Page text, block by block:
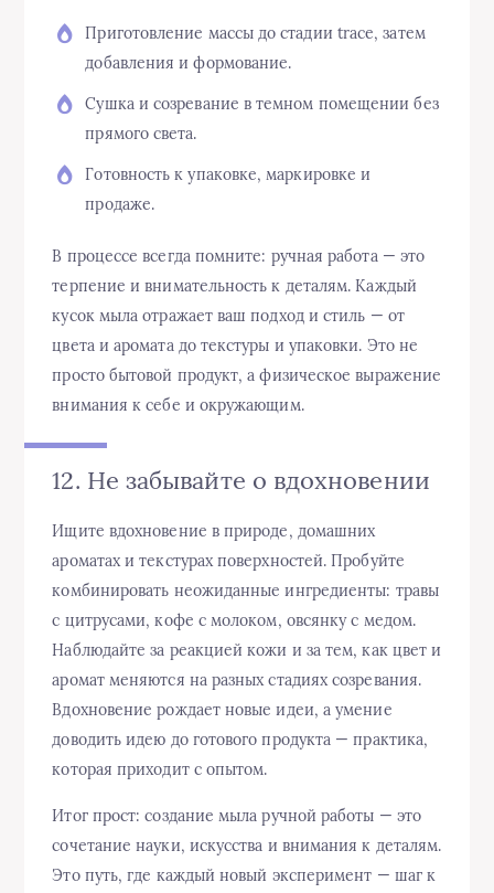
Приготовление массы до стадии trace, затем
добавления и формование.
Сушка и созревание в темном помещении без
прямого света.
Готовность к упаковке, маркировке и
продаже.
В процессе всегда помните: ручная работа — это
терпение и внимательность к деталям. Каждый
кусок мыла отражает ваш подход и стиль — от
цвета и аромата до текстуры и упаковки. Это не
просто бытовой продукт, а физическое выражение
внимания к себе и окружающим.
12. Не забывайте о вдохновении
Ищите вдохновение в природе, домашних
ароматах и текстурах поверхностей. Пробуйте
комбинировать неожиданные ингредиенты: травы
с цитрусами, кофе с молоком, овсянку с медом.
Наблюдайте за реакцией кожи и за тем, как цвет и
аромат меняются на разных стадиях созревания.
Вдохновение рождает новые идеи, а умение
доводить идею до готового продукта — практика,
которая приходит с опытом.
Итог прост: создание мыла ручной работы — это
сочетание науки, искусства и внимания к деталям.
Это путь, где каждый новый эксперимент — шаг к